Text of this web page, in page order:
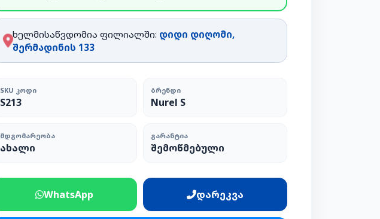
ხელმისაწვდომია ფილიალში: დიდი დიღომი,
შერმადინის 133
SKU ᲙᲝᲓᲘ
S213
ᲑᲠᲔᲜᲓᲘ
Nurel S
ᲛᲓᲒᲝᲛᲐᲠᲔᲝᲑᲐ
ახალი
ᲒᲐᲠᲐᲜᲢᲘᲐ
შემოწმებული
WhatsApp დარეკვა